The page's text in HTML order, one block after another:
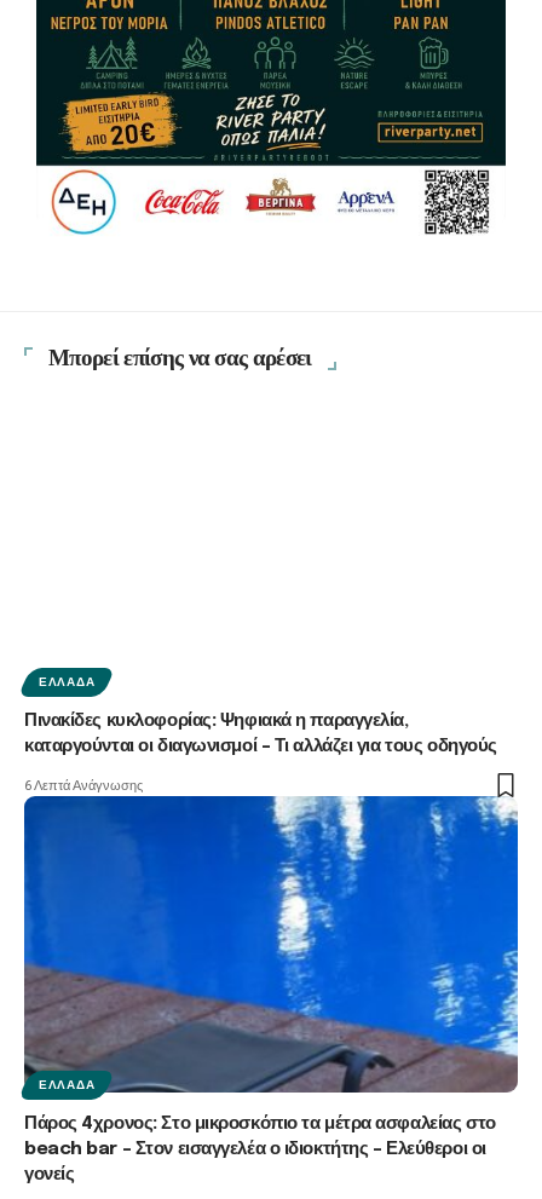
Μπορεί επίσης να σας αρέσει
ΕΛΛΆΔΑ
Πινακίδες κυκλοφορίας: Ψηφιακά η παραγγελία,
καταργούνται οι διαγωνισμοί – Τι αλλάζει για τους οδηγούς
6 Λεπτά Ανάγνωσης
ΕΛΛΆΔΑ
Πάρος 4χρονος: Στο μικροσκόπιο τα μέτρα ασφαλείας στο
beach bar – Στον εισαγγελέα ο ιδιοκτήτης – Ελεύθεροι οι
γονείς